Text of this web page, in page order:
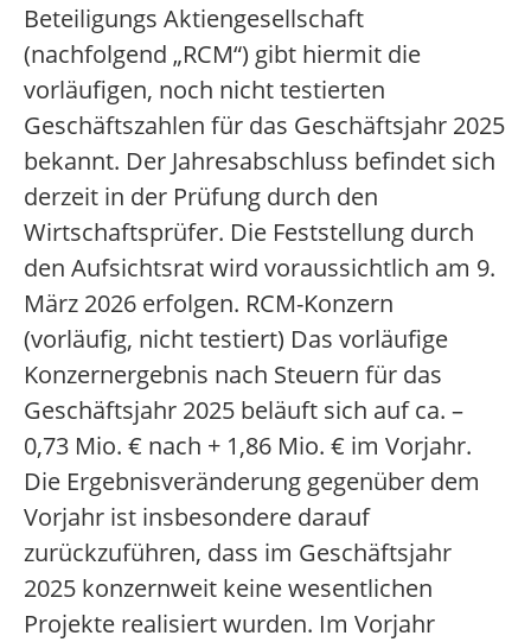
Beteiligungs Aktiengesellschaft
(nachfolgend „RCM“) gibt hiermit die
vorläufigen, noch nicht testierten
Geschäftszahlen für das Geschäftsjahr 2025
bekannt. Der Jahresabschluss befindet sich
derzeit in der Prüfung durch den
Wirtschaftsprüfer. Die Feststellung durch
den Aufsichtsrat wird voraussichtlich am 9.
März 2026 erfolgen. RCM-Konzern
(vorläufig, nicht testiert) Das vorläufige
Konzernergebnis nach Steuern für das
Geschäftsjahr 2025 beläuft sich auf ca. –
0,73 Mio. € nach + 1,86 Mio. € im Vorjahr.
Die Ergebnisveränderung gegenüber dem
Vorjahr ist insbesondere darauf
zurückzuführen, dass im Geschäftsjahr
2025 konzernweit keine wesentlichen
Projekte realisiert wurden. Im Vorjahr